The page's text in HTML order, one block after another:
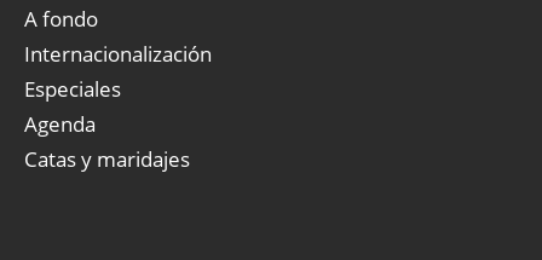
A fondo
Internacionalización
Especiales
Agenda
Catas y maridajes